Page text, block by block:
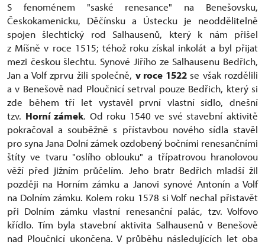
S fenoménem "saské renesance" na Benešovsku,
Českokamenicku, Děčínsku a Ústecku je neoddělitelně
spojen šlechtický rod Salhausenů, který k nám přišel
z Míšně v roce 1515; téhož roku získal inkolát a byl přijat
mezi českou šlechtu. Synové Jiřího ze Salhausenu Bedřich,
Jan a Volf zprvu žili společně, v roce 1522se však rozdělili
a v Benešově nad Ploučnicí setrval pouze Bedřich, který si
zde během tří let vystavěl první vlastní sídlo, dnešní
tzv. Horní zámek. Od roku 1540 ve své stavební aktivitě
pokračoval a souběžně s přístavbou nového sídla stavěl
pro syna Jana Dolní zámek ozdobený bočními renesančními
štíty ve tvaru "oslího oblouku" a třípatrovou hranolovou
věží před jižním průčelím. Jeho bratr Bedřich mladší žil
později na Horním zámku a Janovi synové Antonín a Volf
na Dolním zámku. Kolem roku 1578 si Volf nechal přistavět
při Dolním zámku vlastní renesanční palác, tzv. Volfovo
křídlo. Tím byla stavební aktivita Salhausenů v Benešově
nad Ploučnicí ukončena. V průběhu následujících let oba